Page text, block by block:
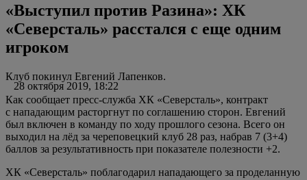
«Выступил против Разина»: ХК
«Северсталь» расстался с еще одним
игроком
28 октября 2019, 18:22
Клуб покинул Евгений Лапенков.
Как сообщает пресс-служба ХК «Северсталь», контракт
с нападающим расторгнут по соглашению сторон. Евгений
был включен в команду по ходу прошлого сезона. Всего он
выходил на лёд за череповецкий клуб 28 раз, набрав 7 (3+4)
баллов за результативность при показателе полезности +2.
ХК «Северсталь» поблагодарил нападающего за проделанную